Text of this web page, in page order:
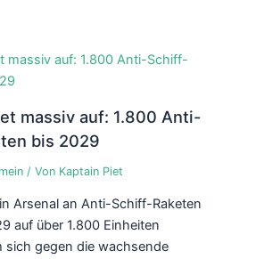
massiv auf: 1.800 Anti-
bis 2029
/ Von Kaptain Piet
Arsenal an Anti-Schiff-Raketen
auf über 1.800 Einheiten
sich gegen die wachsende